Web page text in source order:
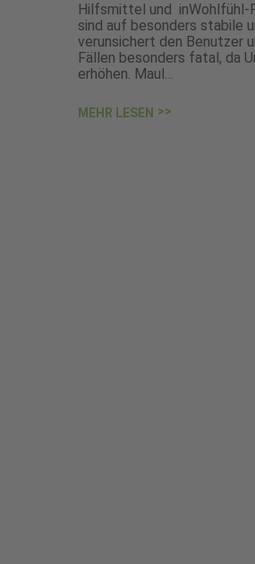
Hilfsmittel und inWohlfühl-
sind auf besonders stabile
verunsichert den Benutzer
Fällen besonders fatal, da
erhöhen. Maul…
MEHR LESEN